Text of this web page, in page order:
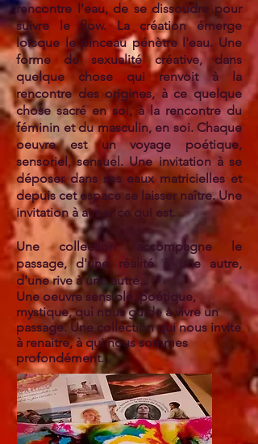
rencontre l'eau, de se dissoudre pour
suivre le flow. La création émerge
lorsque le pinceau pénètre l'eau. Une
forme de sexualité créative, dans
quelque chose qui renvoit à la
rencontre des origines, à ce quelque
chose sacré en soi, à la rencontre du
féminin et du masculin, en soi. Chaque
oeuvre est un voyage poétique,
sensoriel, sensuel. Une invitation à se
déposer dans ses eaux matricielles et
depuis cet espace se laisser naître. Une
invitation à aimer ce qui est.
Une collection accompagne le
passage, d'une réalité à une autre,
d'une rive à une autre...
Une oeuvre sensible, poétique,
mystique, qui nous guide à vivre un
passage. Une collection qui nous invite
à renaitre, à qui nous sommes
profondément...